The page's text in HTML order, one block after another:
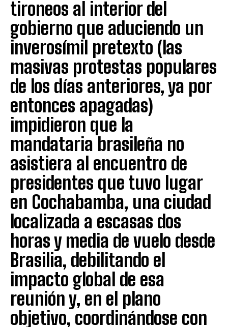
tironeos al interior del
gobierno que aduciendo un
inverosímil pretexto (las
masivas protestas populares
de los días anteriores, ya por
entonces apagadas)
impidieron que la
mandataria brasileña no
asistiera al encuentro de
presidentes que tuvo lugar
en Cochabamba, una ciudad
localizada a escasas dos
horas y media de vuelo desde
Brasilia, debilitando el
impacto global de esa
reunión y, en el plano
objetivo, coordinándose con